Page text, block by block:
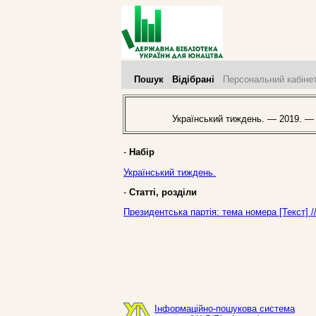
Пошук Відібрані Персональний
Український тиждень. — 2019.
- Набір
Український тиждень.
- Статті, розділи
Президентська партія: тема номера
Інформаційно-пошукова система